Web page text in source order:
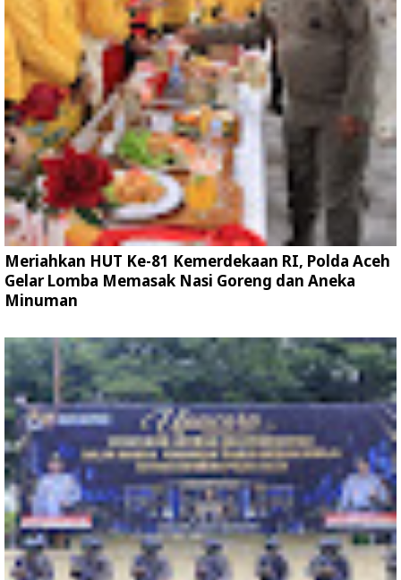
Meriahkan HUT Ke-81 Kemerdekaan RI, Polda Aceh
Gelar Lomba Memasak Nasi Goreng dan Aneka
Minuman